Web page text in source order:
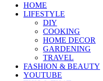
HOME
LIFESTYLE
DIY
COOKING
HOME DECOR
GARDENING
TRAVEL
FASHION & BEAUTY
YOUTUBE